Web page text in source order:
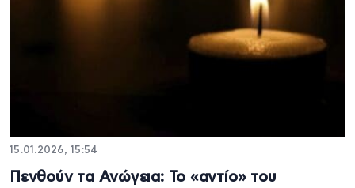
15.01.2026, 15:54
Πενθούν τα Ανώγεια: Το «αντίο» του